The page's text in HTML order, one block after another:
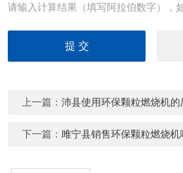
请输入计算结果（填写阿拉伯数字），
上一篇：沛县使用环保颗粒燃烧机的
下一篇：雎宁县销售环保颗粒燃烧机